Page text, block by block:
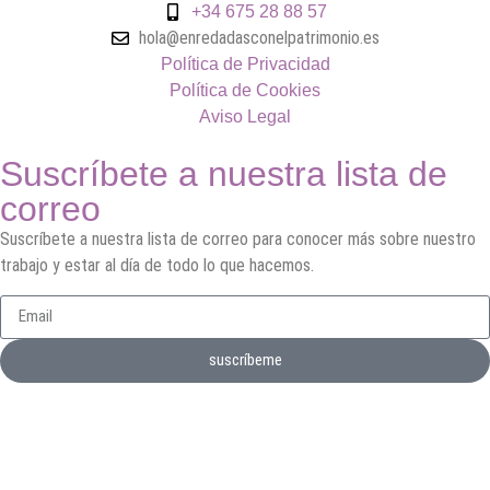
+34 675 28 88 57
hola@enredadasconelpatrimonio.es
Política de Privacidad
Política de Cookies
Aviso Legal
Suscríbete a nuestra lista de
correo
Suscríbete a nuestra lista de correo para conocer más sobre nuestro
trabajo y estar al día de todo lo que hacemos.
suscríbeme